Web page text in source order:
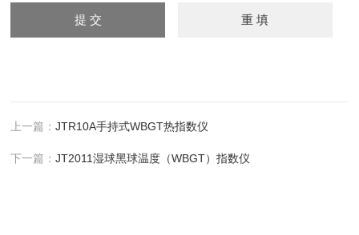
上一篇：JTR10A手持式WBGT热指数仪
下一篇：JT2011湿球黑球温度（WBGT）指数仪